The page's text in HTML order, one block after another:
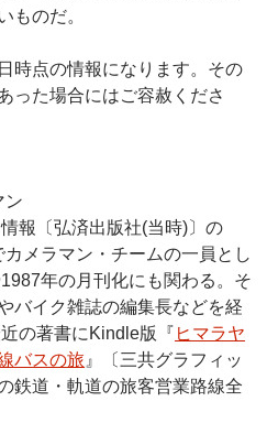
ものだ。
時点の情報になります。その
った場合にはご容赦くださ
ン
報〔弘済出版社(当時)〕の
メラマン・チームの一員とし
年の月刊化にも関わる。そ
バイク雑誌の編集長などを経
の著書にKindle版『 ヒマラヤ
バスの旅 』〔三共グラフィッ
鉄道・軌道の旅客営業路線全